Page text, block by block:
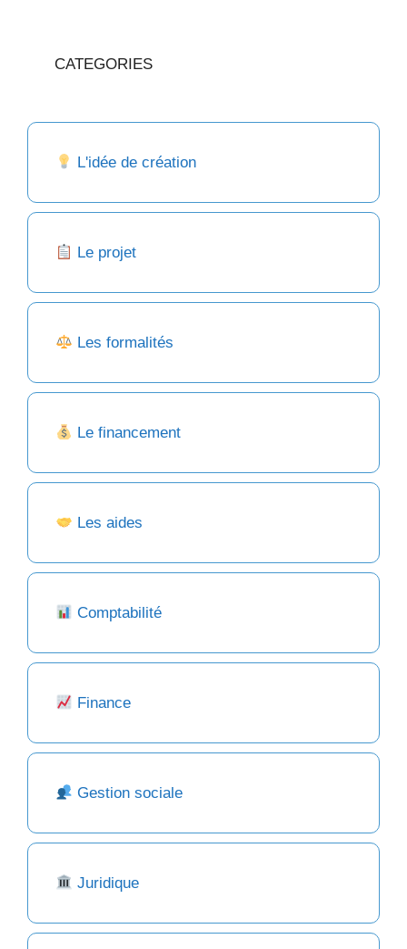
CATEGORIES
L'idée de création
Le projet
Les formalités
Le financement
Les aides
Comptabilité
Finance
Gestion sociale
Juridique